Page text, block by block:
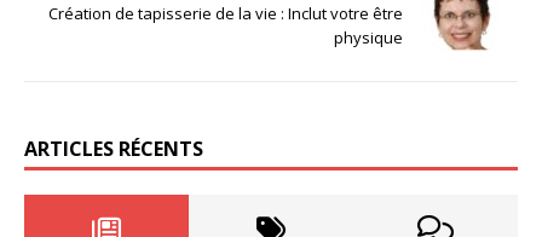
Création de tapisserie de la vie : Inclut votre être
physique
ARTICLES RÉCENTS